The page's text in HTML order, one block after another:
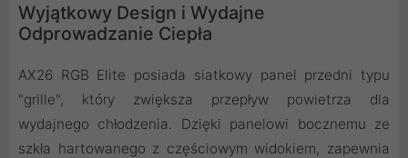
Wyjątkowy Design i Wydajne
Odprowadzanie Ciepła
AX26 RGB Elite posiada siatkowy panel przedni typu
"grille", który zwiększa przepływ powietrza dla
wydajnego chłodzenia. Dzięki panelowi bocznemu ze
szkła hartowanego z częściowym widokiem, zapewnia